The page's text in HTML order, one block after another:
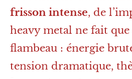
frisson intense, de
heavy metal ne fait
flambeau : énergie
tension dramatique,